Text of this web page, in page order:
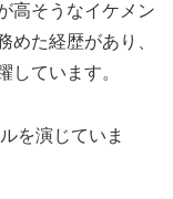
高そうなイケメン
めた経歴があり、
しています。
を演じていま